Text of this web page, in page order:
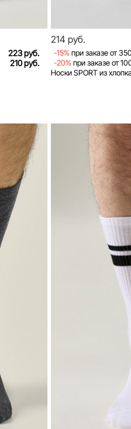
223 руб.
210 руб.
214 руб.
-15% при заказе от
-20% при заказе от
Носки SPORT из